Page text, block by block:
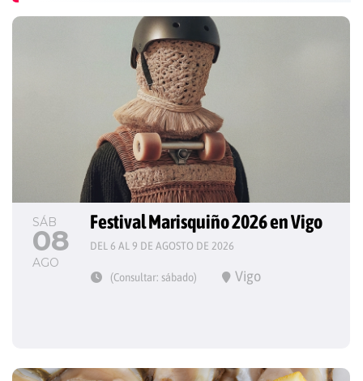
SÁB
08
AGO
Festival Marisquiño 2026 en Vigo
DEL 6 AL 9 DE AGOSTO DE 2026
(Consultar: sábado) Vigo